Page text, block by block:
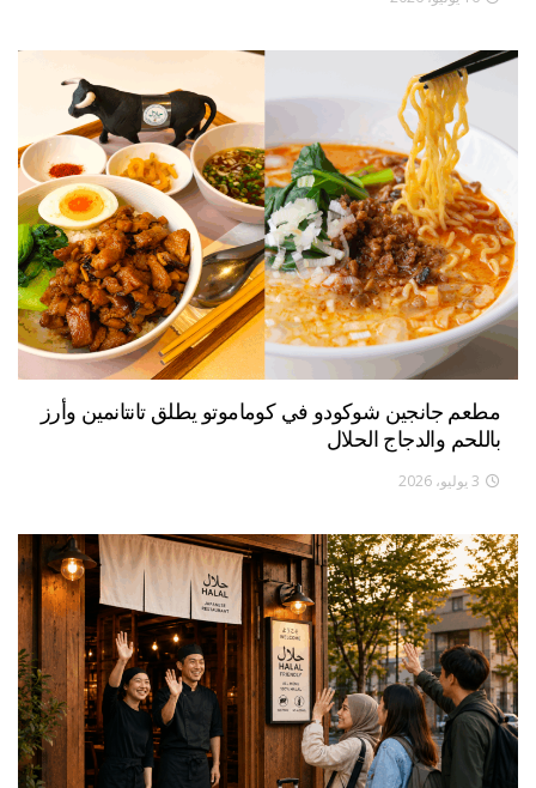
مطعم جانجين شوكودو في كوماموتو يطلق تانتانمين وأرز
باللحم والدجاج الحلال
3 يوليو، 2026